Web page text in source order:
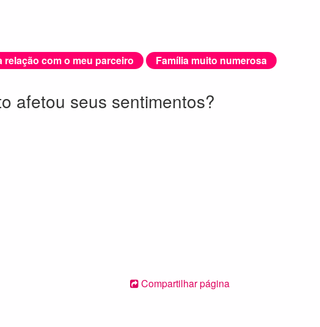
relação com o meu parceiro Família muito numerosa
afetou seus sentimentos?
Compartilhar página